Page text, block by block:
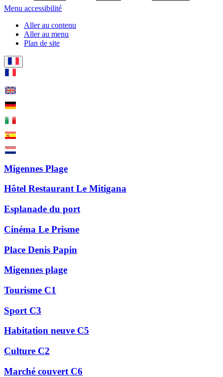
Menu accessibilité
Aller au contenu
Aller au menu
Plan de site
Migennes Plage
Hôtel Restaurant Le Mitigana
Esplanade du port
Cinéma Le Prisme
Place Denis Papin
Migennes plage
Tourisme C1
Sport C3
Habitation neuve C5
Culture C2
Marché couvert C6